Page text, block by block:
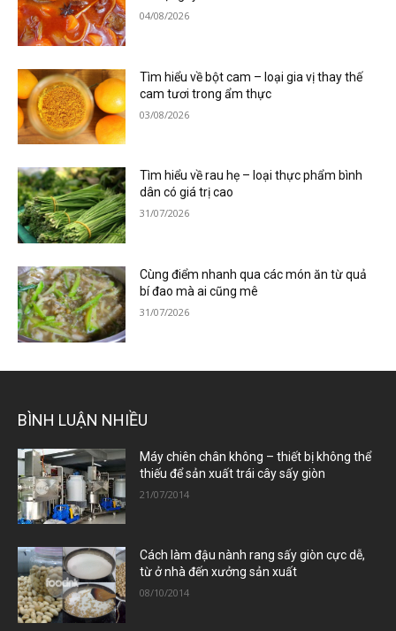
04/08/2026
Tìm hiểu về bột cam – loại gia vị thay thế
cam tươi trong ẩm thực
03/08/2026
Tìm hiểu về rau hẹ – loại thực phẩm bình
dân có giá trị cao
31/07/2026
Cùng điểm nhanh qua các món ăn từ quả
bí đao mà ai cũng mê
31/07/2026
BÌNH LUẬN NHIỀU
Máy chiên chân không – thiết bị không thể
thiếu để sản xuất trái cây sấy giòn
21/07/2014
Cách làm đậu nành rang sấy giòn cực dễ,
từ ở nhà đến xưởng sản xuất
08/10/2014